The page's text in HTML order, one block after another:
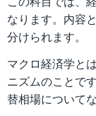
なります。内容と
分けられます。
マクロ経済学と
ニズムのことで
替相場について